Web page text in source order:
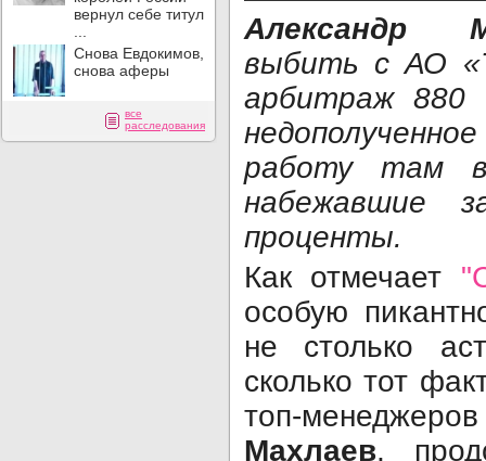
вернул себе титул
Снова Евдокимов,
снова аферы
все
расследования
Александр
выбить с АО
арбитраж
работу там
набежавшие
проценты.
Как отмечает
особую
не столько
сколько тот
топ-
Махлаев,